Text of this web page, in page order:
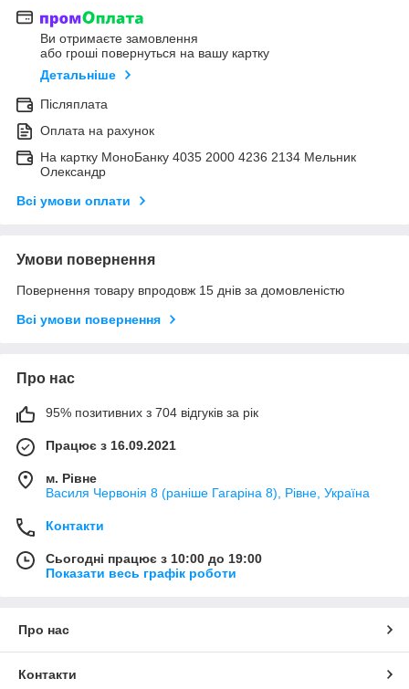
Ви отримаєте замовлення
або гроші повернуться на вашу картку
Детальніше
Післяплата
Оплата на рахунок
На картку МоноБанку 4035 2000 4236 2134 Мельник
Олександр
Всі умови оплати
Умови повернення
Повернення товару впродовж 15 днів за домовленістю
Всі умови повернення
Про нас
95% позитивних з 704 відгуків за рік
Працює з 16.09.2021
м. Рівне
Василя Червонія 8 (раніше Гагаріна 8), Рівне, Україна
Контакти
Сьогодні працює з 10:00 до 19:00
Показати весь графік роботи
Про нас
Контакти